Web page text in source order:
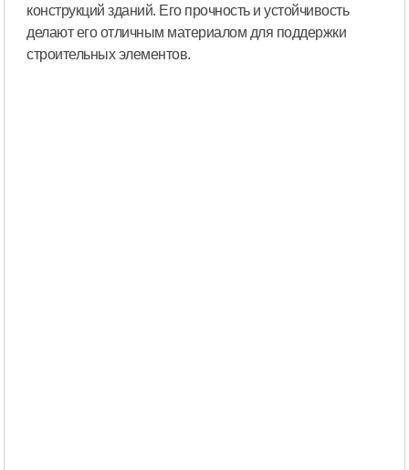
конструкций зданий. Его прочность и устойчивость
делают его отличным материалом для поддержки
строительных элементов.